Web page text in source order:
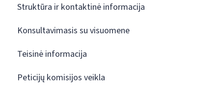
Struktūra ir kontaktinė informacija
Konsultavimasis su visuomene
Teisinė informacija
Peticijų komisijos veikla